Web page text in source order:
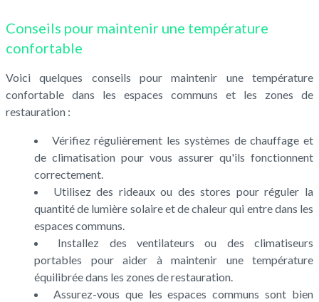
Conseils pour maintenir une température
confortable
Voici quelques conseils pour maintenir une température
confortable dans les espaces communs et les zones de
restauration :
Vérifiez régulièrement les systèmes de chauffage et
de climatisation pour vous assurer qu'ils fonctionnent
correctement.
Utilisez des rideaux ou des stores pour réguler la
quantité de lumière solaire et de chaleur qui entre dans les
espaces communs.
Installez des ventilateurs ou des climatiseurs
portables pour aider à maintenir une température
équilibrée dans les zones de restauration.
Assurez-vous que les espaces communs sont bien